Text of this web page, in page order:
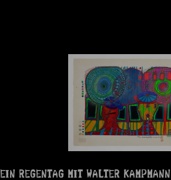
EIN REGENTAG MIT WALTER KAMPMANN